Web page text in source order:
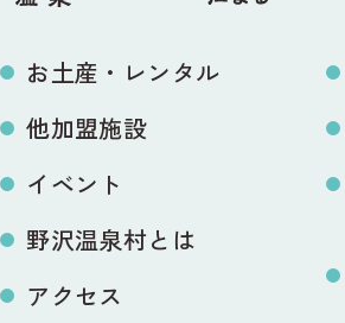
お土産・レンタル
他加盟施設
イベント
野沢温泉村とは
アクセス